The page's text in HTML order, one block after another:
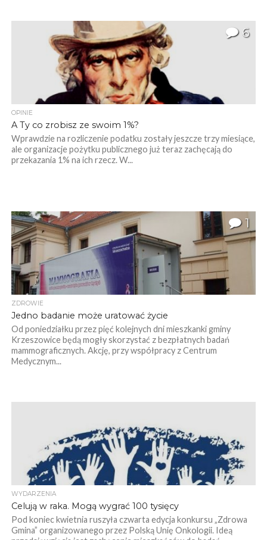
6
OPINIE
A Ty co zrobisz ze swoim 1%?
Wprawdzie na rozliczenie podatku zostały jeszcze trzy miesiące,
ale organizacje pożytku publicznego już teraz zachęcają do
przekazania 1% na ich rzecz. W...
1
ZDROWIE
Jedno badanie może uratować życie
Od poniedziałku przez pięć kolejnych dni mieszkanki gminy
Krzeszowice będą mogły skorzystać z bezpłatnych badań
mammograficznych. Akcję, przy współpracy z Centrum
Medycznym...
WYDARZENIA
Celują w raka. Mogą wygrać 100 tysięcy
Pod koniec kwietnia ruszyła czwarta edycja konkursu „Zdrowa
Gmina” organizowanego przez Polską Unię Onkologii. Ideą